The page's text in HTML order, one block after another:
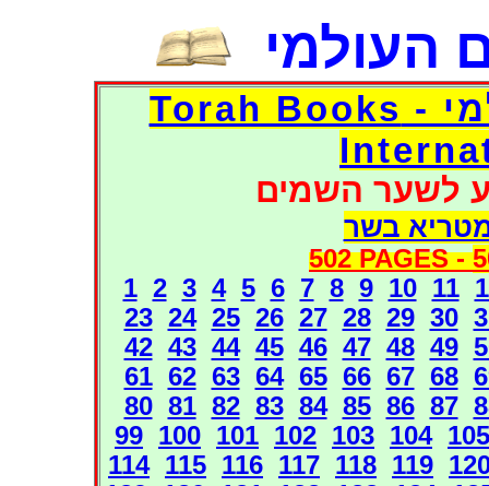
העולמי
דפי אוצר הספרים העולמי - Torah Books
לשער השמים
בשר
502 PAGES -
1 2 3 4 5 6 7 8 9 10 11
23 24 25 26 27 28 29 30
42 43 44 45 46 47 48 49
61 62 63 64 65 66 67 68
80 81 82 83 84 85 86 87
99 100 101 102 103 104 105
114 115 116 117 118 119